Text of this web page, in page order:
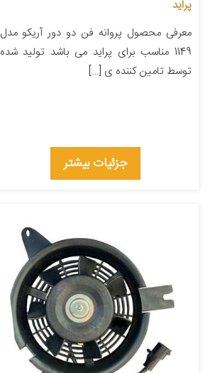
پراید
معرفی محصول پروانه فن دو دور آریکو مدل
1149 مناسب برای پراید می باشد تولید شده
توسط تامین کننده ی […]
جزئیات بیشتر